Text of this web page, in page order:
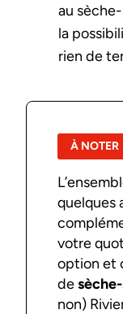
au
la
rien de
À NOTER
quelques
votre
option et
de
non)